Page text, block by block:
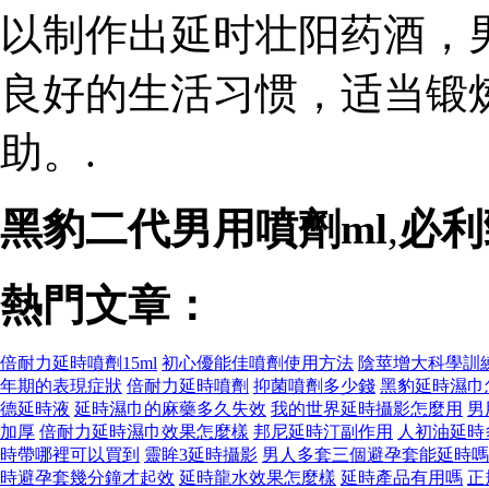
以制作出延时壮阳药酒
良好的生活习惯，适当
助。.
黑豹二代男用噴劑ml,必
熱門文章：
倍耐力延時噴劑15ml 初心優能佳噴劑使用方法 陰莖增大科學訓
年期的表現症狀 倍耐力延時噴劑 抑菌噴劑多少錢 黑豹延時濕巾
德延時液 延時濕巾的麻藥多久失效 我的世界延時攝影怎麼用 男
加厚 倍耐力延時濕巾效果怎麼樣 邦尼延時汀副作用 人初油延
時帶哪裡可以買到 靈眸3延時攝影 男人多套三個避孕套能延時嗎
時避孕套幾分鐘才起效 延時龍水效果怎麼樣 延時產品有用嗎 正